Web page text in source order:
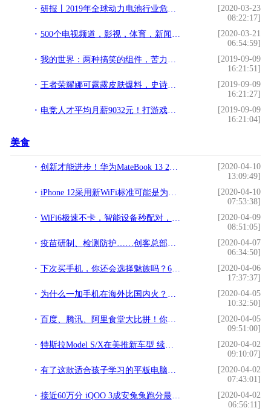
研报丨2019年全球动力电池行业危机并存 曙光初现
[2020-03-23
08:22:17]
500个电视频道，影视，体育，新闻，综艺！全球资讯随意看
[2020-03-21
06:54:59]
我的世界：两种搞笑的组件，苦力怕也有表情包，末影人可以种出来
[2019-09-09
16:21:51]
王者荣耀娜可露露皮肤爆料，史诗级优秀技能特效，甚至还可能免费？
[2019-09-09
16:21:27]
电竞人才平均月薪9032元！打游戏比上班还赚钱
[2019-09-09
16:21:04]
美食
创新才能进步！华为MateBook 13 2020款评测：超值的2K触控全面屏
[2020-04-10
13:09:49]
iPhone 12采用新WiFi标准可能是为了与苹果智能眼镜兼容
[2020-04-10
07:53:38]
WiFi6极速不卡，智能设备秒配对，小米新款路由器：体验升级
[2020-04-09
08:51:05]
疫苗研制、检测防护……创客总部支持企业科技“战疫”
[2020-04-07
06:34:50]
下次买手机，你还会选择魅族吗？6年“老魅友”说出心里话
[2020-04-06
17:37:37]
为什么一加手机在海外比国内火？离不开这3个原因
[2020-04-05
10:32:50]
百度、腾讯、阿里食堂大比拼！你和他们只隔了张饭卡的距离
[2020-04-05
09:51:00]
特斯拉Model S/X在美推新车型 续航里程提升
[2020-04-02
09:10:07]
有了这款适合孩子学习的平板电脑，做作业也能母慈子孝
[2020-04-02
07:43:01]
接近60万分 iQOO 3成安兔兔跑分最高骁龙865手机
[2020-04-02
06:56:11]